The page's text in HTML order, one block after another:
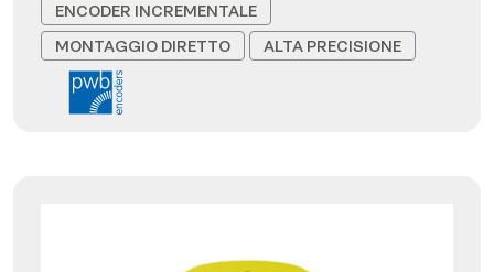
ENCODER INCREMENTALE
MONTAGGIO DIRETTO
ALTA PRECISIONE